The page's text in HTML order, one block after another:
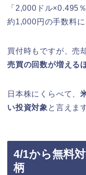
「2,000ドル×0.495
約1,000円の手数料に
買付時もですが、売
売買の回数が増える
日本株にくらべて、
い投資対象 と言えま
4/1から無料
柄